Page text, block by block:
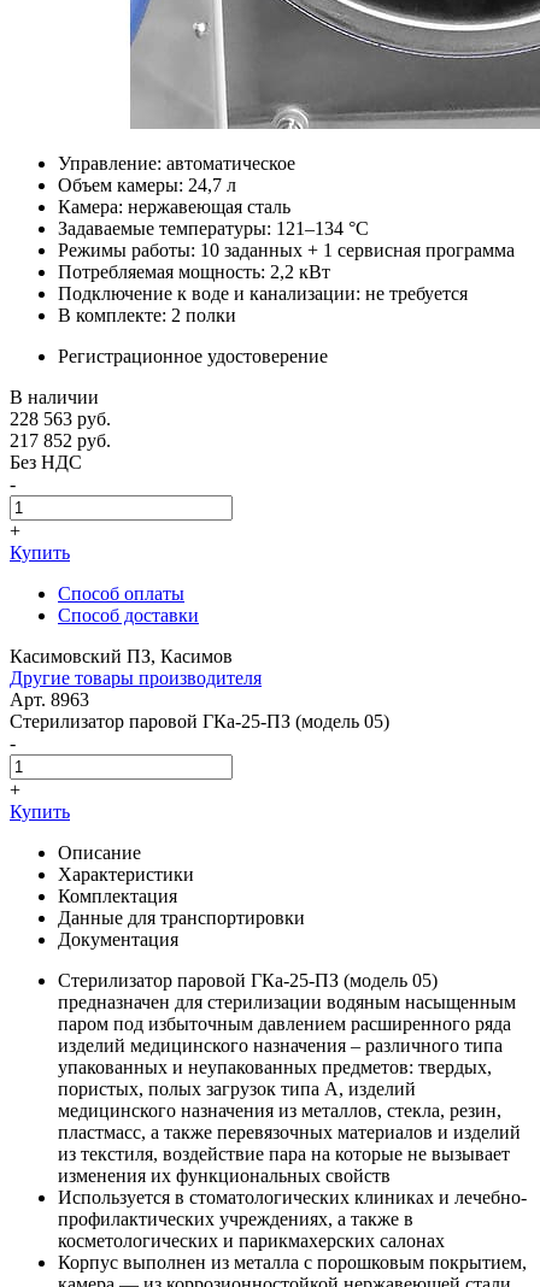
Управление: автоматическое
Объем камеры: 24,7 л
Камера: нержавеющая сталь
Задаваемые температуры: 121–134 °C
Режимы работы: 10 заданных + 1 сервисная программа
Потребляемая мощность: 2,2 кВт
Подключение к воде и канализации: не требуется
В комплекте: 2 полки
Регистрационное удостоверение
В наличии
228 563 руб.
217 852 руб.
Без НДС
-
+
Купить
Способ оплаты
Способ доставки
Касимовский ПЗ, Касимов
Другие товары производителя
Арт. 8963
Стерилизатор паровой ГКа-25-ПЗ (модель 05)
-
+
Купить
Описание
Характеристики
Комплектация
Данные для транспортировки
Документация
Стерилизатор паровой ГКа-25-ПЗ (модель 05)
предназначен для стерилизации водяным насыщенным
паром под избыточным давлением расширенного ряда
изделий медицинского назначения – различного типа
упакованных и неупакованных предметов: твердых,
пористых, полых загрузок типа А, изделий
медицинского назначения из металлов, стекла, резин,
пластмасс, а также перевязочных материалов и изделий
из текстиля, воздействие пара на которые не вызывает
изменения их функциональных свойств
Используется в стоматологических клиниках и лечебно-
профилактических учреждениях, а также в
косметологических и парикмахерских салонах
Корпус выполнен из металла с порошковым покрытием,